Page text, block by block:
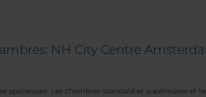
NH City Centre
spacieuses. Les chambres standard et supérieures